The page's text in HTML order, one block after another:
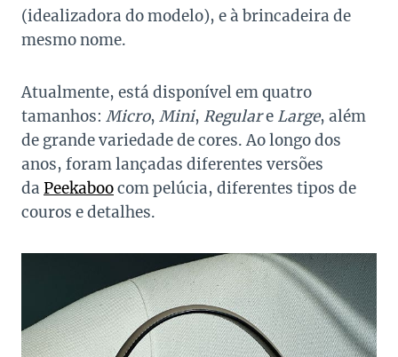
(idealizadora do modelo), e à brincadeira de
mesmo nome.
Atualmente, está disponível em quatro
tamanhos: Micro, Mini, Regulare Large, além
de grande variedade de cores. Ao longo dos
anos, foram lançadas diferentes versões
da Peekaboocom pelúcia, diferentes tipos de
couros e detalhes.